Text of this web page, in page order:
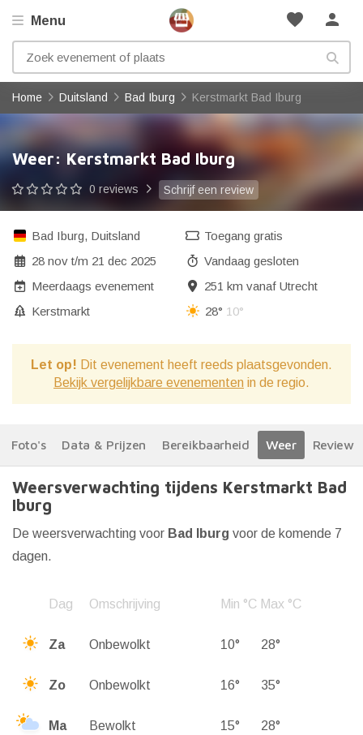
favorite person
Menu
Home Duitsland Bad Iburg Kerstmarkt Bad Iburg
Weer: Kerstmarkt Bad Iburg
0 reviews Schrijf een review
Bad Iburg, Duitsland
28 novt/m 21 dec 2025
Meerdaags evenement
Kerstmarkt
Toegang gratis
Vandaag gesloten
251 km vanaf Utrecht
28° 10°
Let op! Dit evenement heeft reeds plaatsgevonden.
Bekijk vergelijkbare evenementen in de regio.
Foto's Data & Prijzen Bereikbaarheid Weer Reviews
Weersverwachting tijdens Kerstmarkt Bad
Iburg
De weersverwachting voor Bad Iburg voor de komende 7
dagen.
Dag Omschrijving Min °C Max °C
Za Onbewolkt 10° 28°
Zo Onbewolkt 16° 35°
Ma Bewolkt 15° 28°